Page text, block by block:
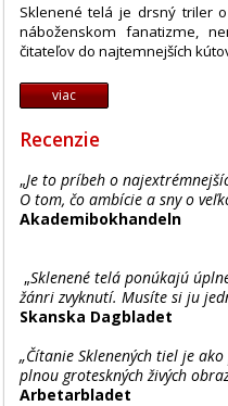
Sklenené telá je drsný triler
náboženskom fanatizme,
čitateľov do najtemnejších
viac
Recenzie
„Je to príbeh o
O tom, čo ambície a sny o
Akademibokhandeln
„Sklenené telá ponúkajú
žánri zvyknutí. Musíte si ju
Skanska Dagbladet
„Čítanie Sklenených tiel je
plnou groteskných živých
Arbetarbladet